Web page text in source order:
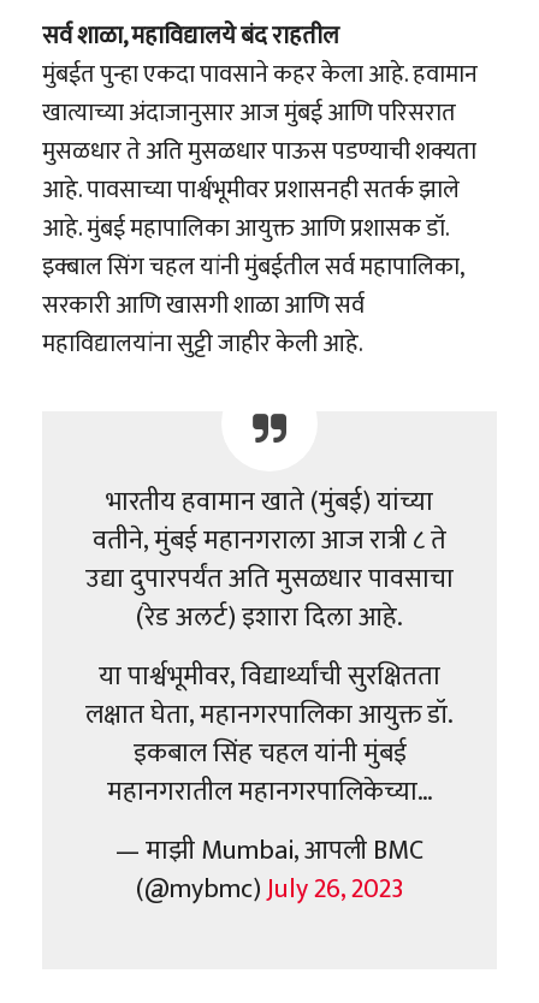
सर्व शाळा, महाविद्यालये बंद राहतील
मुंबईत पुन्हा एकदा पावसाने कहर केला आहे. हवामान
खात्याच्या अंदाजानुसार आज मुंबई आणि परिसरात
मुसळधार ते अति मुसळधार पाऊस पडण्याची शक्यता
आहे. पावसाच्या पार्श्वभूमीवर प्रशासनही सतर्क झाले
आहे. मुंबई महापालिका आयुक्त आणि प्रशासक डॉ.
इक्बाल सिंग चहल यांनी मुंबईतील सर्व महापालिका,
सरकारी आणि खासगी शाळा आणि सर्व
महाविद्यालयांना सुट्टी जाहीर केली आहे.
भारतीय हवामान खाते (मुंबई) यांच्या
वतीने, मुंबई महानगराला आज रात्री ८ ते
उद्या दुपारपर्यंत अति मुसळधार पावसाचा
(रेड अलर्ट) इशारा दिला आहे.
या पार्श्वभूमीवर, विद्यार्थ्यांची सुरक्षितता
लक्षात घेता, महानगरपालिका आयुक्त डॉ.
इकबाल सिंह चहल यांनी मुंबई
महानगरातील महानगरपालिकेच्या…
— माझी Mumbai, आपली BMC
(@mybmc)July 26, 2023